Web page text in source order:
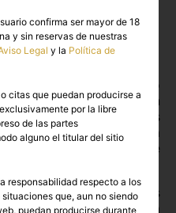
❤️
, el relevo
de anuncios líder en
portal de siempre, has
web renovada, segura
la mejor experiencia de
y acompañantes
nueva etapa. Nuestra
confirma ser mayor de 18
y sin reservas de nuestras
Legal y la Política de
citas que puedan producirse a
por la libre
de las partes
alguno el titular del sitio
responsabilidad respecto a los
que, aun no siendo
puedan producirse durante